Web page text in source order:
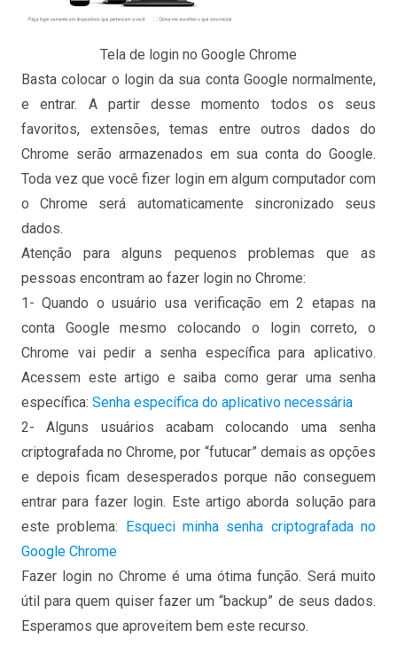
Tela de login no Google Chrome
Basta colocar o login da sua conta Google normalmente,
e entrar. A partir desse momento todos os seus
favoritos, extensões, temas entre outros dados do
Chrome serão armazenados em sua conta do Google.
Toda vez que você fizer login em algum computador com
o Chrome será automaticamente sincronizado seus
dados.
Atenção para alguns pequenos problemas que as
pessoas encontram ao fazer login no Chrome:
1- Quando o usuário usa verificação em 2 etapas na
conta Google mesmo colocando o login correto, o
Chrome vai pedir a senha específica para aplicativo.
Acessem este artigo e saiba como gerar uma senha
específica: Senha específica do aplicativo necessária
2- Alguns usuários acabam colocando uma senha
criptografada no Chrome, por “futucar” demais as opções
e depois ficam desesperados porque não conseguem
entrar para fazer login. Este artigo aborda solução para
este problema: Esqueci minha senha criptografada no
Google Chrome
Fazer login no Chrome é uma ótima função. Será muito
útil para quem quiser fazer um “backup” de seus dados.
Esperamos que aproveitem bem este recurso.